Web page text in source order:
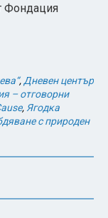
Фондация
, Дневен център
– отговорни
, Ягодка
с природен